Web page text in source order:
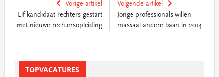
Vorige artikel
Elf kandidaat-rechters gestart
met nieuwe rechtersopleiding
Volgende artikel
Jonge professionals willen
massaal andere baan in 2014
SidebarTOPVACATURES